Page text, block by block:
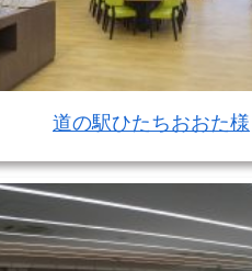
道の駅ひたちおおた様